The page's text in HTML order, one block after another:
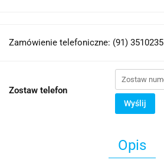
Zamówienie telefoniczne: (91) 3510235
Zostaw telefon
Wyślij
Opis